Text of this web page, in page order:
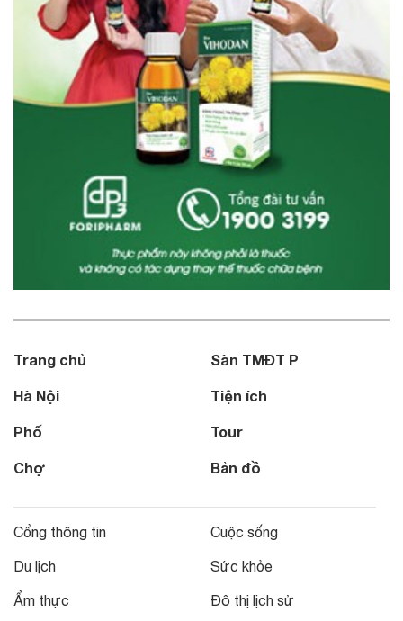
Trang chủ
Hà Nội
Phố
Chợ
Sàn TMĐT P
Tiện ích
Tour
Bản đồ
Cổng thông tin
Du lịch
Ẩm thực
Cuộc sống
Sức khỏe
Đô thị lịch sử